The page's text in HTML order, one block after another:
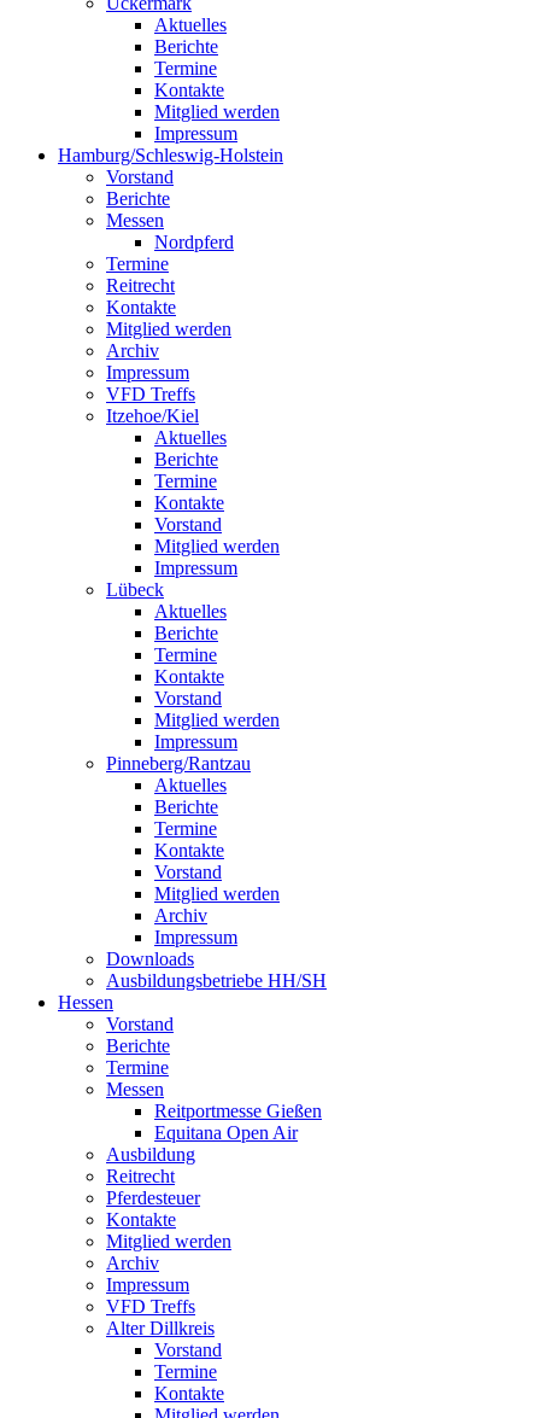
Aktuelles
Berichte
Termine
Kontakte
Mitglied werden
Impressum
Hamburg/Schleswig-Holstein
Vorstand
Berichte
Messen
Nordpferd
Termine
Reitrecht
Kontakte
Mitglied werden
Archiv
Impressum
VFD Treffs
Itzehoe/Kiel
Aktuelles
Berichte
Termine
Kontakte
Vorstand
Mitglied werden
Impressum
Lübeck
Aktuelles
Berichte
Termine
Kontakte
Vorstand
Mitglied werden
Impressum
Pinneberg/Rantzau
Aktuelles
Berichte
Termine
Kontakte
Vorstand
Mitglied werden
Archiv
Impressum
Downloads
Ausbildungsbetriebe HH/SH
Hessen
Vorstand
Berichte
Termine
Messen
Reitportmesse Gießen
Equitana Open Air
Ausbildung
Reitrecht
Pferdesteuer
Kontakte
Mitglied werden
Archiv
Impressum
VFD Treffs
Alter Dillkreis
Vorstand
Termine
Kontakte